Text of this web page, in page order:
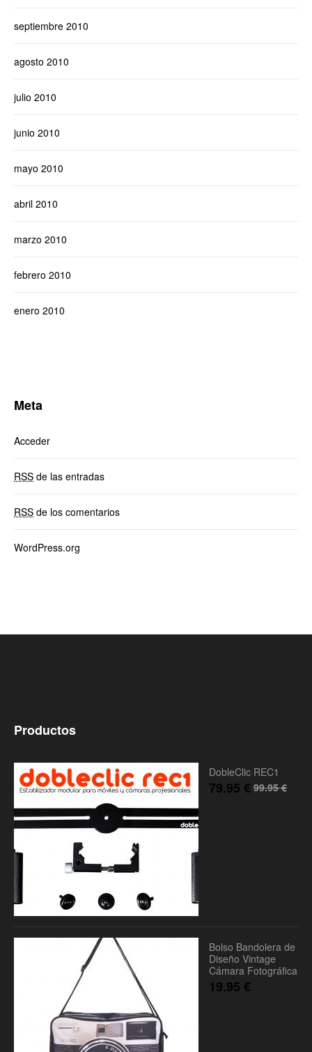
septiembre 2010
agosto 2010
julio 2010
junio 2010
mayo 2010
abril 2010
marzo 2010
febrero 2010
enero 2010
Meta
Acceder
RSS de las entradas
RSS de los comentarios
WordPress.org
Productos
DobleClic REC1
99.95€
79.95 €
Bolso Bandolera de
Diseño Vintage
Cámara Fotográfica
19.95 €